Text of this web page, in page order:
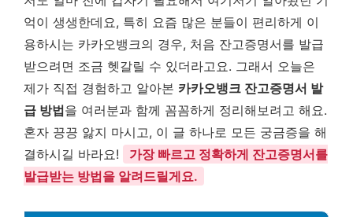
억이 생생한데요, 특히 요즘 많은 분들이 편리하게 이
용하시는 카카오뱅크의 경우, 처음 잔고증명서를 발급
받으려면 조금 헷갈릴 수 있더라고요. 그래서 오늘은
제가 직접 경험하고 알아본 카카오뱅크 잔고증명서 발
급 방법을 여러분과 함께 꼼꼼하게 정리해보려고 해요.
혼자 끙끙 앓지 마시고, 이 글 하나로 모든 궁금증을 해
결하시길 바라요!
가장 빠르고 정확하게 잔고증명서를
발급받는 방법을 알려드릴게요.